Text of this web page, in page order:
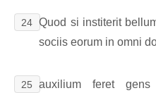
24 Quod si institerit
sociis eorum in omni
25
auxilium feret gens